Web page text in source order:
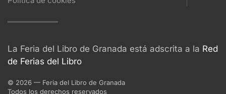
La Feria del Libro de Granada está adscrita a la Red
de Ferias del Libro
© 2026 — Feria del Libro de Granada
Todos los derechos reservados